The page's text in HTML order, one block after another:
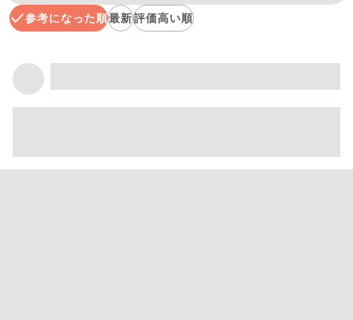
参考になった順最新評価高い順